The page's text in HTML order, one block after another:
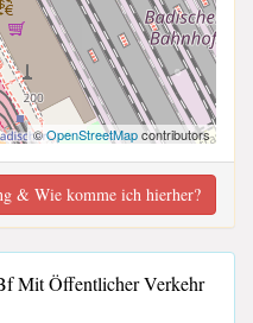
©OpenStreetMapcontributors
& Wie komme ich hierher?
Mit Öffentlicher Verkehr